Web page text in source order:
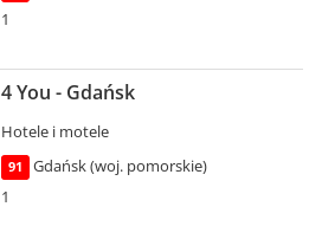
1
4 You - Gdańsk
Hotele i motele
91
Gdańsk (woj. pomorskie)
1